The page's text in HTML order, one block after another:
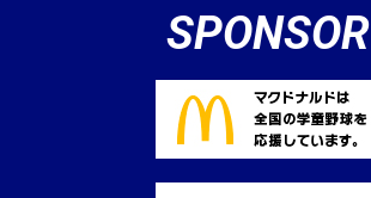
SPONSOR